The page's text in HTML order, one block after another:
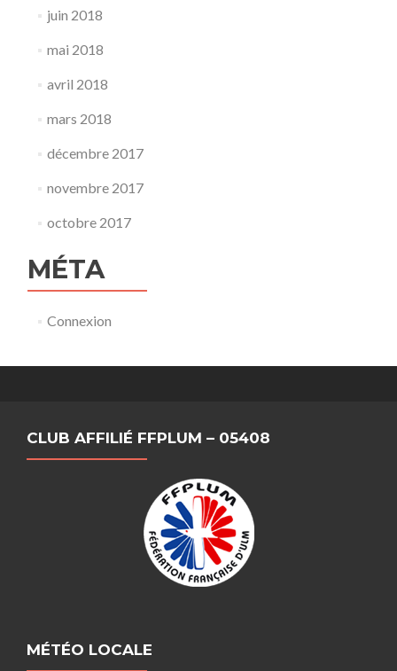
juin 2018
mai 2018
avril 2018
mars 2018
décembre 2017
novembre 2017
octobre 2017
MÉTA
Connexion
CLUB AFFILIÉ FFPLUM – 05408
MÉTÉO LOCALE